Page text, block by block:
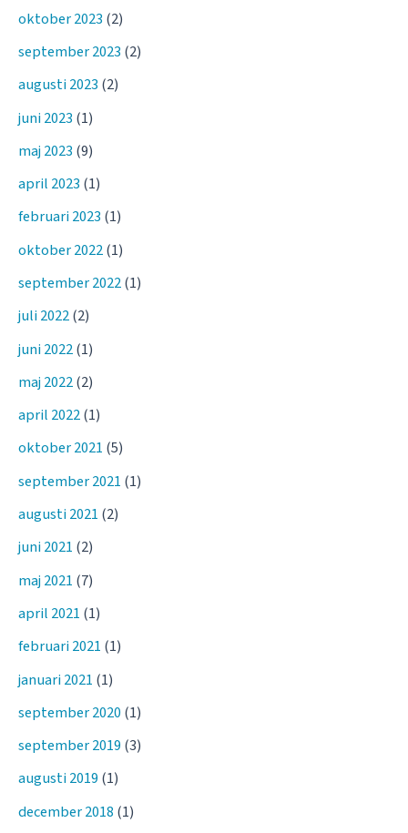
oktober 2023 (2)
september 2023 (2)
augusti 2023 (2)
juni 2023 (1)
maj 2023 (9)
april 2023 (1)
februari 2023 (1)
oktober 2022(1)
september 2022(1)
juli 2022(2)
juni 2022(1)
maj 2022(2)
april 2022(1)
oktober 2021 (5)
september 2021 (1)
augusti 2021 (2)
juni 2021 (2)
maj 2021 (7)
april 2021 (1)
februari 2021 (1)
januari 2021 (1)
september 2020 (1)
september 2019 (3)
augusti 2019 (1)
december 2018 (1)